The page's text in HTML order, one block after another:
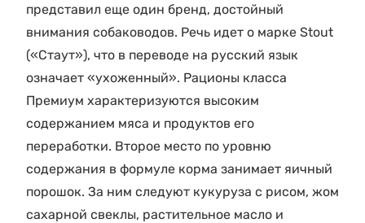
представил еще один бренд, достойный
внимания собаководов. Речь идет о марке Stout
(«Стаут»), что в переводе на русский язык
означает «ухоженный». Рационы класса
Премиум характеризуются высоким
содержанием мяса и продуктов его
переработки. Второе место по уровню
содержания в формуле корма занимает яичный
порошок. За ним следуют кукуруза с рисом, жом
сахарной свеклы, растительное масло и